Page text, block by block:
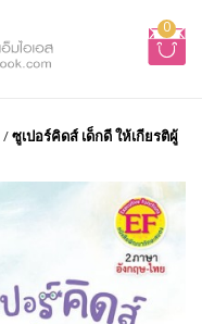
0
/ซูเปอร์คิดส์ เด็กดี ให้เกียรติผู้